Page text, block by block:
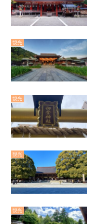
観光
観光
観光
観光